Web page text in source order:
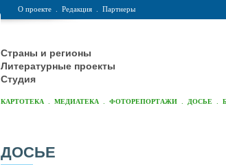
О проекте Редакция Партнеры
Страны и регионы
Литературные проекты
Студия
КАРТОТЕКА МЕДИАТЕКА ФОТОРЕПОРТАЖИ ДОСЬЕ
ДОСЬЕ